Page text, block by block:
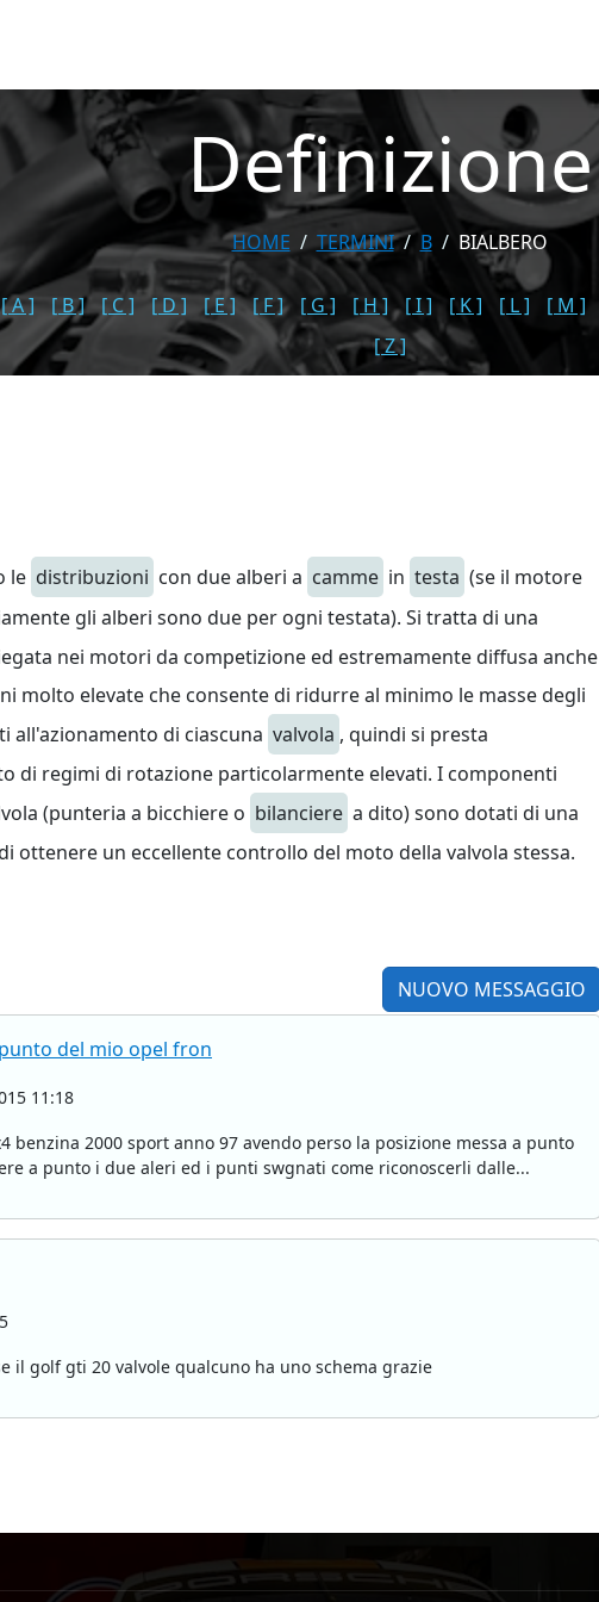
Definizione
HOME TERMINI B BIALBERO
[ A ] [ B ] [ C ] [ D ] [ E ] [ F ] [ G ] [ H ] [ I ] [ K ] [ L ] [ M ]
[ Z ]
le distribuzioni con due alberi a camme in testa (se il motore
gli alberi sono due per ogni testata). Si tratta di una
nei motori da competizione ed estremamente diffusa anche
molto elevate che consente di ridurre al minimo le masse degli
all'azionamento di ciascuna valvola , quindi si presta
di regimi di rotazione particolarmente elevati. I componenti
(punteria a bicchiere o bilanciere a dito) sono dotati di una
ottenere un eccellente controllo del moto della valvola stessa.
NUOVO MESSAGGIO
del mio opel fron
11:18
benzina 2000 sport anno 97 avendo perso la posizione messa a punto
a punto i due aleri ed i punti swgnati come riconoscerli dalle...
il golf gti 20 valvole qualcuno ha uno schema grazie